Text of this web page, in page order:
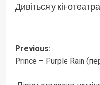
Дивіться у
Post
navigation
Previous:
Prince – Purple Rain